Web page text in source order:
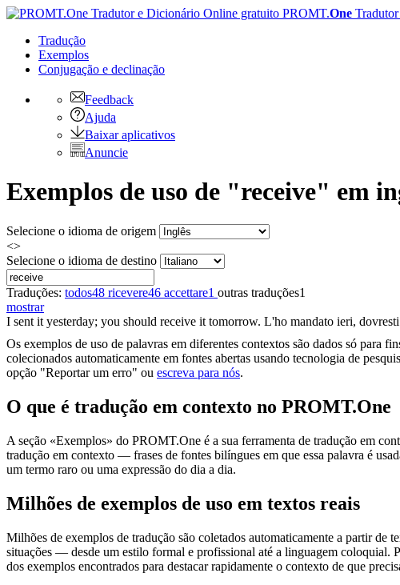
PROMT.One
Tradução
Exemplos
Conjugação e declinação
Feedback
Ajuda
Baixar aplicativos
Anuncie
Exemplos de uso de "receive" em
Selecione o idioma de origem
<>
Selecione o idioma de destino
Traduções: todos48 ricevere46 accettare1 outras traduções1
mostrar
I sent it yesterday; you should receive it tomorrow. L'ho mandato ieri,
Os exemplos de uso de palavras em diferentes contextos são dados só para
colecionados automaticamente em fontes abertas usando tecnologia de
opção "Reportar um erro" ou escreva para nós.
O que é tradução em contexto no PROMT.One
A seção «Exemplos» do PROMT.One é a sua ferramenta de tradução em
tradução em contexto — frases de fontes bilíngues em que essa palavra é
um termo raro ou uma expressão do dia a dia.
Milhões de exemplos de uso em textos reais
Milhões de exemplos de tradução são coletados automaticamente a partir
situações — desde um estilo formal e profissional até a linguagem coloquial.
dos exemplos encontrados para destacar rapidamente o contexto de que